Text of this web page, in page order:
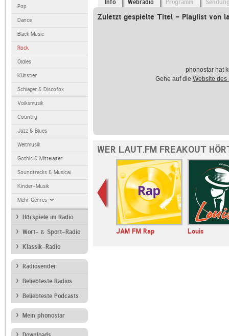
Pop
Dance
Black Music
Rock
Oldies
Künstler
Schlager & Discofox
Volksmusik
Country
Jazz & Blues
Weltmusik
Gothic & Mittelalter
Soundtracks & Musical
Kinder-Musik
Mehr Genres
Hörspiele im Radio
Wort- & Sport-Radio
Klassik-Radio
Radiosender
Beliebteste Radios
Beliebteste Podcasts
Mein phonostar
Info Webradio Programm
Zuletzt gespielte Titel - Playlist von
phonostar hat
Gehe auf die Website des
WER LAUT.FM FREAKOUT
Jazz Metal-Only JAM FM Rap Louis